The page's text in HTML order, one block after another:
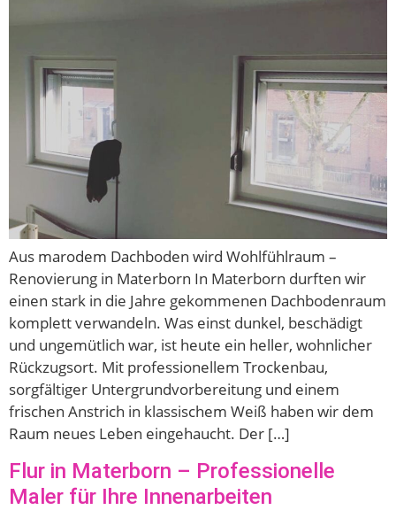
Aus marodem Dachboden wird Wohlfühlraum –
Renovierung in Materborn In Materborn durften wir
einen stark in die Jahre gekommenen Dachbodenraum
komplett verwandeln. Was einst dunkel, beschädigt
und ungemütlich war, ist heute ein heller, wohnlicher
Rückzugsort. Mit professionellem Trockenbau,
sorgfältiger Untergrundvorbereitung und einem
frischen Anstrich in klassischem Weiß haben wir dem
Raum neues Leben eingehaucht. Der […]
Flur in Materborn – Professionelle
Maler für Ihre Innenarbeiten